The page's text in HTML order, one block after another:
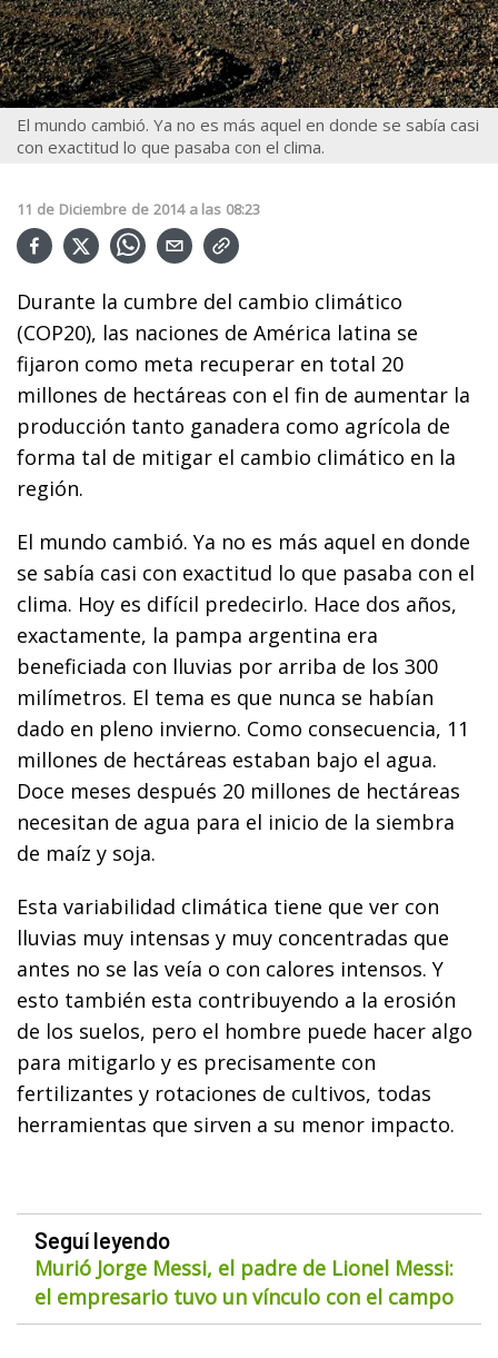
El mundo cambió. Ya no es más aquel en donde se sabía casi
con exactitud lo que pasaba con el clima.
11 de Diciembre de 2014 a las 08:23
Durante la cumbre del cambio climático
(COP20), las naciones de América latina se
fijaron como meta recuperar en total 20
millones de hectáreas con el fin de aumentar la
producción tanto ganadera como agrícola de
forma tal de mitigar el cambio climático en la
región.
El mundo cambió. Ya no es más aquel en donde
se sabía casi con exactitud lo que pasaba con el
clima. Hoy es difícil predecirlo. Hace dos años,
exactamente, la pampa argentina era
beneficiada con lluvias por arriba de los 300
milímetros. El tema es que nunca se habían
dado en pleno invierno. Como consecuencia, 11
millones de hectáreas estaban bajo el agua.
Doce meses después 20 millones de hectáreas
necesitan de agua para el inicio de la siembra
de maíz y soja.
Esta variabilidad climática tiene que ver con
lluvias muy intensas y muy concentradas que
antes no se las veía o con calores intensos. Y
esto también esta contribuyendo a la erosión
de los suelos, pero el hombre puede hacer algo
para mitigarlo y es precisamente con
fertilizantes y rotaciones de cultivos, todas
herramientas que sirven a su menor impacto.
Seguí leyendo
Murió Jorge Messi, el padre de Lionel Messi:
el empresario tuvo un vínculo con el campo